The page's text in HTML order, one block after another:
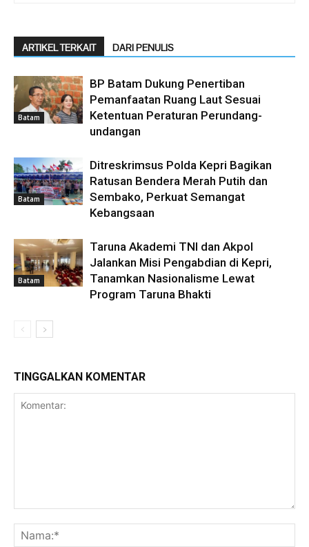
ARTIKEL TERKAIT DARI PENULIS
Batam
BP Batam Dukung Penertiban
Pemanfaatan Ruang Laut Sesuai
Ketentuan Peraturan Perundang-
undangan
Batam
Ditreskrimsus Polda Kepri Bagikan
Ratusan Bendera Merah Putih dan
Sembako, Perkuat Semangat
Kebangsaan
Batam
Taruna Akademi TNI dan Akpol
Jalankan Misi Pengabdian di Kepri,
Tanamkan Nasionalisme Lewat
Program Taruna Bhakti
TINGGALKAN KOMENTAR